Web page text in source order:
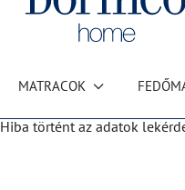
MATRACOK
Hiba történt az adatok